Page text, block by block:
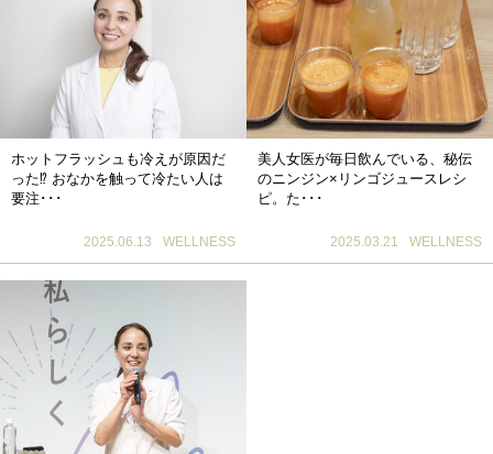
ホットフラッシュも冷えが原因だ
った⁉ おなかを触って冷たい人は
要注･･･
2025.06.13 WELLNESS
美人女医が毎日飲んでいる、秘伝
のニンジン×リンゴジュースレシ
ピ。た･･･
2025.03.21 WELLNESS